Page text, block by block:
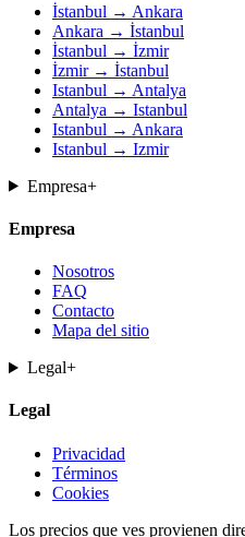
İstanbul → Ankara
Ankara → İstanbul
İstanbul → İzmir
İzmir → İstanbul
Istanbul → Antalya
Antalya → Istanbul
Istanbul → Ankara
Istanbul → Izmir
Empresa+
Empresa
Nosotros
FAQ
Contacto
Mapa del sitio
Legal+
Legal
Privacidad
Términos
Cookies
Los precios que ves provienen